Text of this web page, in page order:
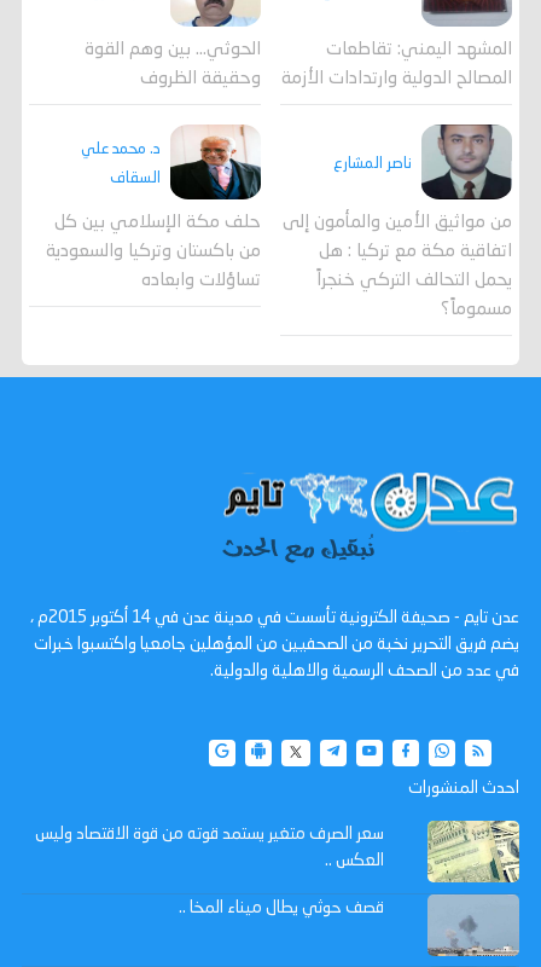
المشهد اليمني: تقاطعات
المصالح الدولية وارتدادات الأزمة
الحوثي... بين وهم القوة
وحقيقة الظروف
ناصر المشارع
من مواثيق الأمين والمأمون إلى
اتفاقية مكة مع تركيا : هل
يحمل التحالف التركي خنجراً
مسموماً؟
د. محمد علي
السقاف
حلف مكة الإسلامي بين كل
من باكستان وتركيا والسعودية
تساؤلات وابعاده
عدن تايم - صحيفة الكترونية تأسست في مدينة عدن في 14 أكتوبر 2015م ،
يضم فريق التحرير نخبة من الصحفيين من المؤهلين جامعيا واكتسبوا خبرات
في عدد من الصحف الرسمية والاهلية والدولية.
احدث المنشورات
سعر الصرف متغير يستمد قوته من قوة الاقتصاد وليس
العكس ..
قصف حوثي يطال ميناء المخا ..